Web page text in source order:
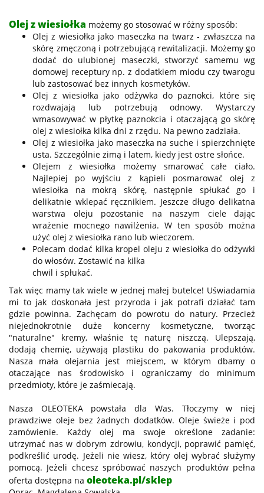
Olej z wiesiołka możemy go stosować w różny sposób:
Olej z wiesiołka jako maseczka na twarz - zwłaszcza na
skórę zmęczoną i potrzebującą rewitalizacji. Możemy go
dodać do ulubionej maseczki, stworzyć samemu wg
domowej receptury np. z dodatkiem miodu czy twarogu
lub zastosować bez innych kosmetyków.
Olej z wiesiołka jako odżywka do paznokci, które się
rozdwajają lub potrzebują odnowy. Wystarczy
wmasowywać w płytkę paznokcia i otaczającą go skórę
olej z wiesiołka kilka dni z rzędu. Na pewno zadziała.
Olej z wiesiołka jako maseczka na suche i spierzchnięte
usta. Szczególnie zimą i latem, kiedy jest ostre słońce.
Olejem z wiesiołka możemy smarować całe ciało.
Najlepiej po wyjściu z kąpieli posmarować olej z
wiesiołka na mokrą skórę, następnie spłukać go i
delikatnie wklepać ręcznikiem. Jeszcze długo delikatna
warstwa oleju pozostanie na naszym ciele dając
wrażenie mocnego nawilżenia. W ten sposób można
użyć olej z wiesiołka rano lub wieczorem.
Polecam dodać kilka kropel oleju z wiesiołka do odżywki
do włosów. Zostawić na kilka
chwil i spłukać.
Tak więc mamy tak wiele w jednej małej butelce! Uświadamia
mi to jak doskonała jest przyroda i jak potrafi działać tam
gdzie powinna. Zachęcam do powrotu do natury. Przecież
niejednokrotnie duże koncerny kosmetyczne, tworząc
"naturalne" kremy, właśnie tę naturę niszczą. Ulepszają,
dodają chemię, używają plastiku do pakowania produktów.
Nasza mała olejarnia jest miejscem, w którym dbamy o
otaczające nas środowisko i ograniczamy do minimum
przedmioty, które je zaśmiecają.
Nasza OLEOTEKA powstała dla Was. Tłoczymy w niej
prawdziwe oleje bez żadnych dodatków. Oleje świeże i pod
zamówienie. Każdy olej ma swoje określone zadanie:
utrzymać nas w dobrym zdrowiu, kondycji, poprawić pamięć,
podkreślić urodę. Jeżeli nie wiesz, który olej wybrać służymy
pomocą. Jeżeli chcesz spróbować naszych produktów pełna
oferta dostępna na oleoteka.pl/sklep